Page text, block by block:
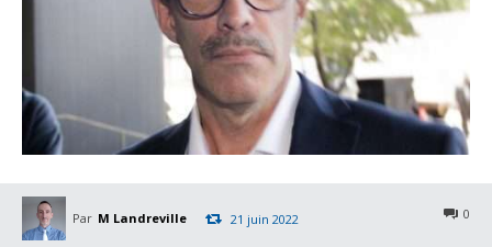
Par M Landreville 0
21 juin 2022